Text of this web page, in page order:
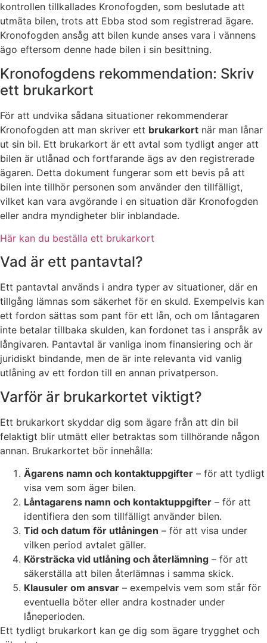
kontrollen tillkallades Kronofogden, som beslutade att
utmäta bilen, trots att Ebba stod som registrerad ägare.
Kronofogden ansåg att bilen kunde anses vara i vännens
ägo eftersom denne hade bilen i sin besittning.
Kronofogdens rekommendation: Skriv
ett brukarkort
För att undvika sådana situationer rekommenderar
Kronofogden att man skriver ett brukarkort när man lånar
ut sin bil. Ett brukarkort är ett avtal som tydligt anger att
bilen är utlånad och fortfarande ägs av den registrerade
ägaren. Detta dokument fungerar som ett bevis på att
bilen inte tillhör personen som använder den tillfälligt,
vilket kan vara avgörande i en situation där Kronofogden
eller andra myndigheter blir inblandade.
Här kan du beställa ett brukarkort
Vad är ett pantavtal?
Ett pantavtal används i andra typer av situationer, där en
tillgång lämnas som säkerhet för en skuld. Exempelvis kan
ett fordon sättas som pant för ett lån, och om låntagaren
inte betalar tillbaka skulden, kan fordonet tas i anspråk av
långivaren. Pantavtal är vanliga inom finansiering och är
juridiskt bindande, men de är inte relevanta vid vanlig
utlåning av ett fordon till en annan privatperson.
Varför är brukarkortet viktigt?
Ett brukarkort skyddar dig som ägare från att din bil
felaktigt blir utmätt eller betraktas som tillhörande någon
annan. Brukarkortet bör innehålla:
Ägarens namn och kontaktuppgifter – för att tydligt
visa vem som äger bilen.
Låntagarens namn och kontaktuppgifter – för att
identifiera den som tillfälligt använder bilen.
Tid och datum för utlåningen – för att visa under
vilken period avtalet gäller.
Körsträcka vid utlåning och återlämning – för att
säkerställa att bilen återlämnas i samma skick.
Klausuler om ansvar – exempelvis vem som står för
eventuella böter eller andra kostnader under
låneperioden.
Ett tydligt brukarkort kan ge dig som ägare trygghet och